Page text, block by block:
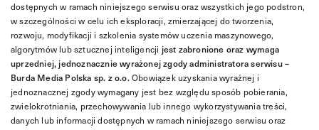
dostępnych w ramach niniejszego serwisu oraz wszystkich jego podstron,
w szczególności w celu ich eksploracji, zmierzającej do tworzenia,
rozwoju, modyfikacji i szkolenia systemów uczenia maszynowego,
algorytmów lub sztucznej inteligencji jest zabronione oraz wymaga
uprzedniej, jednoznacznie wyrażonej zgody administratora serwisu –
Burda Media Polska sp. z o.o.Obowiązek uzyskania wyraźnej i
jednoznacznej zgody wymagany jest bez względu sposób pobierania,
zwielokrotniania, przechowywania lub innego wykorzystywania treści,
danych lub informacji dostępnych w ramach niniejszego serwisu oraz